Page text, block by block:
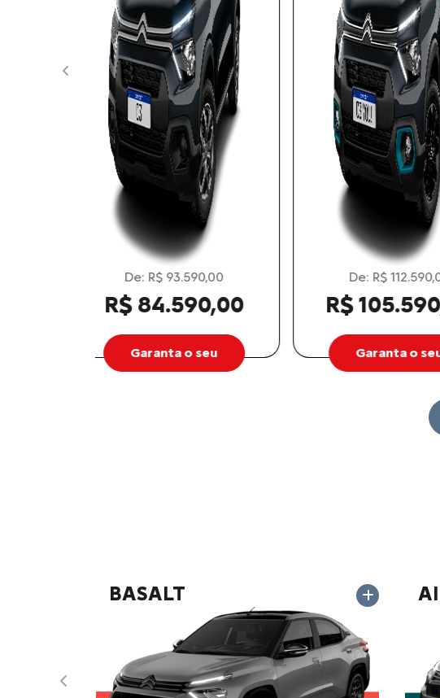
De: R$ 97.590,00
R$ 87.590,00
Garanta o seu
R$
Garanta
templates.template-
BASALT
Anterior